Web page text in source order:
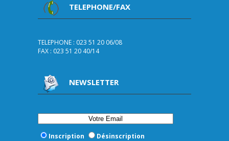
TELEPHONE/FAX
TELEPHONE : 023 51 20 06/08
FAX : 023 51 20 40/14
NEWSLETTER
Inscription Désinscription